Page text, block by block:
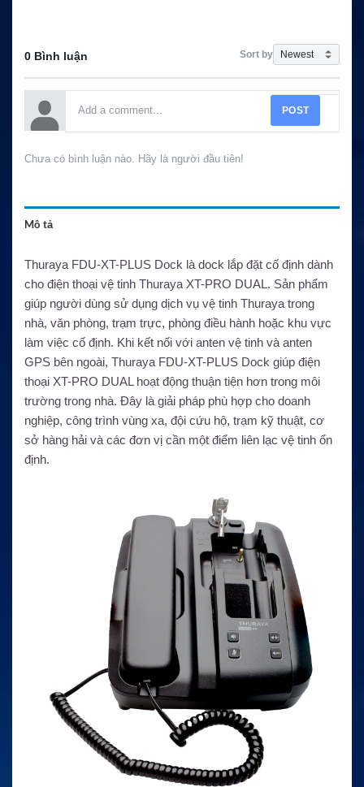
0 Bình luận Sort by
POST
Chưa có bình luận nào. Hãy là người đầu tiên!
Mô tả
Thuraya FDU-XT-PLUS Dock là dock lắp đặt cố định dành
cho điện thoại vệ tinh Thuraya XT-PRO DUAL. Sản phẩm
giúp người dùng sử dụng dịch vụ vệ tinh Thuraya trong
nhà, văn phòng, trạm trực, phòng điều hành hoặc khu vực
làm việc cố định. Khi kết nối với anten vệ tinh và anten
GPS bên ngoài, Thuraya FDU-XT-PLUS Dock giúp điện
thoại XT-PRO DUAL hoạt động thuận tiện hơn trong môi
trường trong nhà. Đây là giải pháp phù hợp cho doanh
nghiệp, công trình vùng xa, đội cứu hộ, trạm kỹ thuật, cơ
sở hàng hải và các đơn vị cần một điểm liên lạc vệ tinh ổn
định.